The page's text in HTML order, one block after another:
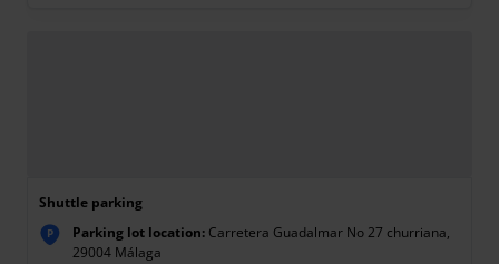
Shuttle parking
P Parking lot location: Carretera Guadalmar No 27 churriana,
29004 Málaga